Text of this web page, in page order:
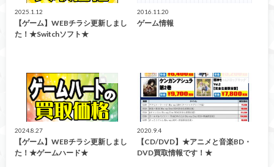
2025.1.12
【ゲーム】WEBチラシ更新しまし
た！★Switchソフト★
2016.11.20
ゲーム情報
買取告知
2024.8.27
【ゲーム】WEBチラシ更新しまし
た！★ゲームハード★
買取告知
2020.9.4
【CD/DVD】★アニメと音楽BD・
DVD買取情報です！★